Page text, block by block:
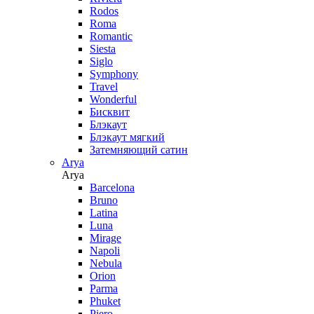
Rodos
Roma
Romantic
Siesta
Siglo
Symphony
Travel
Wonderful
Бисквит
Блэкаут
Блэкаут мягкий
Затемняющий сатин
Arya
Arya
Barcelona
Bruno
Latina
Luna
Mirage
Napoli
Nebula
Orion
Parma
Phuket